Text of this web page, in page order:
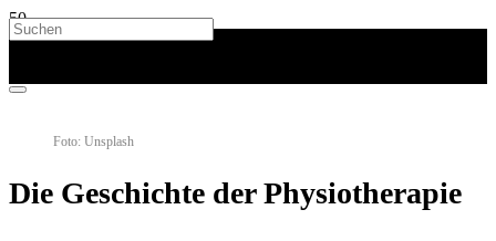
Foto: Unsplash
Die Geschichte der Physiotherapie